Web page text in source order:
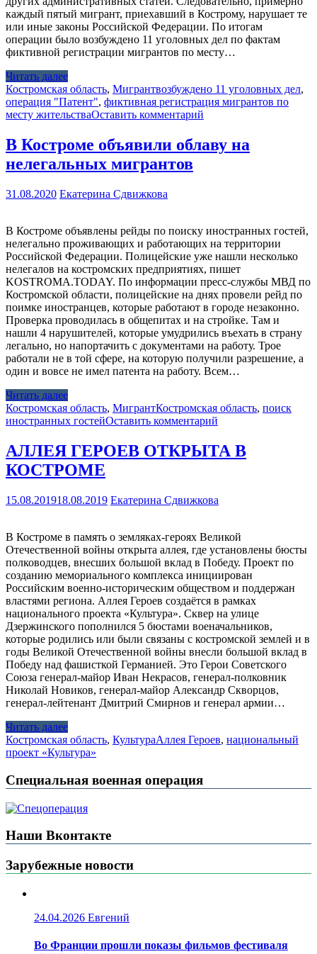
каждый пятый мигрант, приехавший в Кострому, нарушает те
или иные законы Российской Федерации. По итогам
операции было возбуждено 11 уголовных дел по фактам
фиктивной регистрации мигрантов по месту…
Читать далее
Костромская область, Мигрантвозбуждено 11 уголовных дел,
операция "Патент", фиктивная регистрация мигрантов по
месту жительстваОставить комментарий
В Костроме объявили облаву на
нелегальных мигрантов
31.08.2020 Екатерина Сдвижкова
В Костроме объявлены рейды по поиску иностранных гостей,
нелегально проживающих и работающих на территории
Российской Федерации. Полицейские уже нашли несколько
нелегалов на костромских предприятиях, пишет
KOSTROMA.TODAY. По информации пресс-службы МВД по
Костромской области, полицейские на днях провели рейд по
поимке иностранцев, которые работают в городе незаконно.
Проверка проводилась в общепитах и на стройке. Там и
нашли 4 нарушителей, которые умудрились въехать в страну
легально, но напортачить с документами на работу. Трое
работали не в той сфере, на которую получили разрешение, а
один и вовсе не имел патента на работу. Всем…
Читать далее
Костромская область, МигрантКостромская область, поиск
иностранных гостейОставить комментарий
АЛЛЕЯ ГЕРОЕВ ОТКРЫТА В
КОСТРОМЕ
15.08.201918.08.2019 Екатерина Сдвижкова
В Костроме в память о земляках-героях Великой
Отечественной войны открыта аллея, где установлены бюсты
полководцев, внесших большой вклад в Победу. Проект по
созданию мемориального комплекса инициирован
Российским военно-историческим обществом и поддержан
властями региона. Аллея Героев создаётся в рамках
национального проекта «Культура». Сквер на улице
Дзержинского пополнился 5 бюстами военачальников,
которые родились или были связаны с костромской землей и в
годы Великой Отечественной войны внесли большой вклад в
Победу над фашисткой Германией. Это Герои Советского
Союза генерал-майор Иван Некрасов, генерал-полковник
Николай Новиков, генерал-майор Александр Скворцов,
генерал-лейтенант Дмитрий Смирнов и генерал армии…
Читать далее
Костромская область, КультураАллея Героев, национальный
проект «Культура»
Специальная военная операция
Наши Вконтакте
Зарубежные новости
24.04.2026 Евгений
Во Франции прошли показы фильмов фестиваля